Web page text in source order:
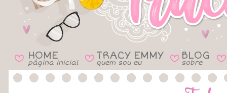
B HOME
página inicial B TRACY EMMY
quem sou eu B BLOG
sobre B